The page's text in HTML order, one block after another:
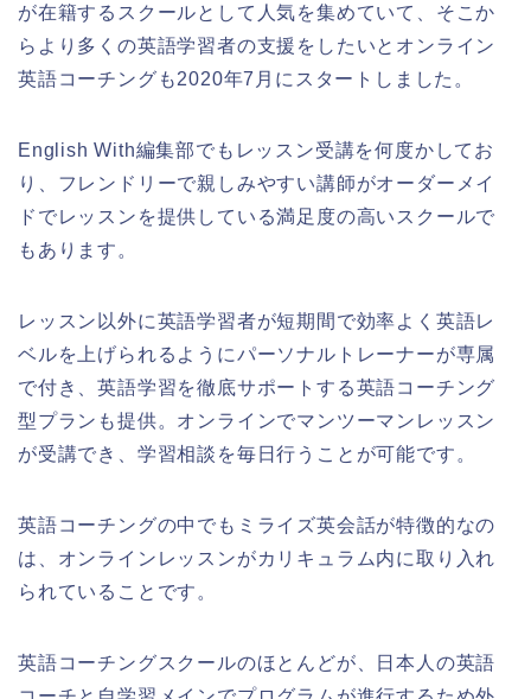
が在籍するスクールとして人気を集めていて、そこか
らより多くの英語学習者の支援をしたいとオンライン
英語コーチングも2020年7月にスタートしました。
English With編集部でもレッスン受講を何度かしてお
り、フレンドリーで親しみやすい講師がオーダーメイ
ドでレッスンを提供している満足度の高いスクールで
もあります。
レッスン以外に英語学習者が短期間で効率よく英語レ
ベルを上げられるようにパーソナルトレーナーが専属
で付き、英語学習を徹底サポートする英語コーチング
型プランも提供。オンラインでマンツーマンレッスン
が受講でき、学習相談を毎日行うことが可能です。
英語コーチングの中でもミライズ英会話が特徴的なの
は、オンラインレッスンがカリキュラム内に取り入れ
られていることです。
英語コーチングスクールのほとんどが、日本人の英語